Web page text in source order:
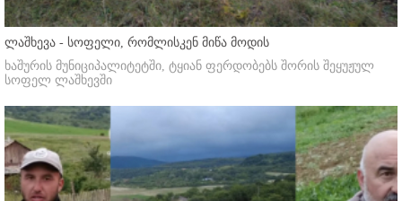
ლაშხევა - სოფელი, რომლისკენ მიწა მოდის
ხაშურის მუნიციპალიტეტში, ტყიან ფერდობებს შორის შეყუჟულ
სოფელ ლაშხევში